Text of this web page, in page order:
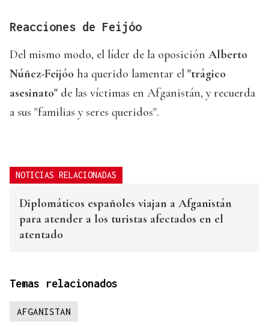
Reacciones de Feijóo
Del mismo modo, el líder de la oposición Alberto
Núñez-Feijóo ha querido lamentar el "trágico
asesinato" de las víctimas en Afganistán, y recuerda
a sus "familias y seres queridos".
NOTICIAS RELACIONADAS
Diplomáticos españoles viajan a Afganistán
para atender a los turistas afectados en el
atentado
Temas relacionados
AFGANISTAN